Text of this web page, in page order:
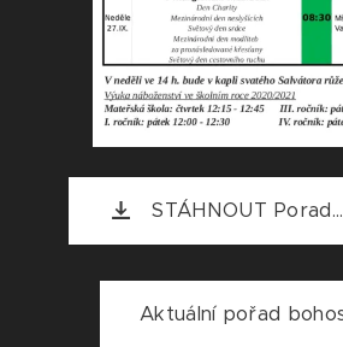
STÁHNOUT
Aktuální pořad